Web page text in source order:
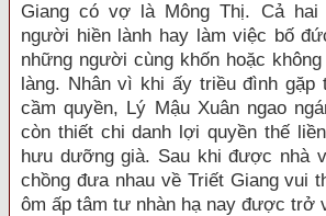
Giang có vợ là Mông Thị. Cả
người hiền lành hay làm việc bố
những người cùng khốn hoặc
làng. Nhân vì khi ấy triều đình gặp
cầm quyền, Lý Mậu Xuân ngao
còn thiết chi danh lợi quyền thế
hưu dưỡng già. Sau khi được nhà
chồng đưa nhau về Triết Giang vui
ôm ấp tâm tư nhàn hạ nay được trở